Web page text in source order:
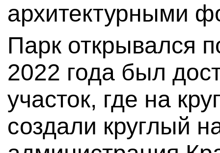
архитектурными
Парк открывался
2022 года был
участок, где на
создали круглый